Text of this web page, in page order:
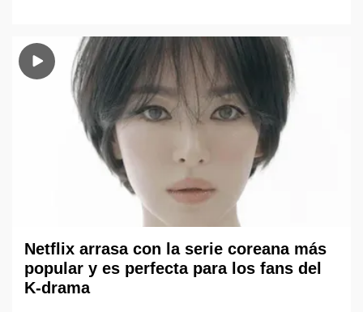
Netflix arrasa con la serie coreana más
popular y es perfecta para los fans del
K-drama